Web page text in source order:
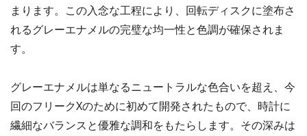
まります。この入念な工程により、回転ディスクに塗布さ
れるグレーエナメルの完璧な均一性と色調が確保されま
す。
グレーエナメルは単なるニュートラルな色合いを超え、今
回のフリークXのために初めて開発されたもので、時計に
繊細なバランスと優雅な調和をもたらします。その深みは